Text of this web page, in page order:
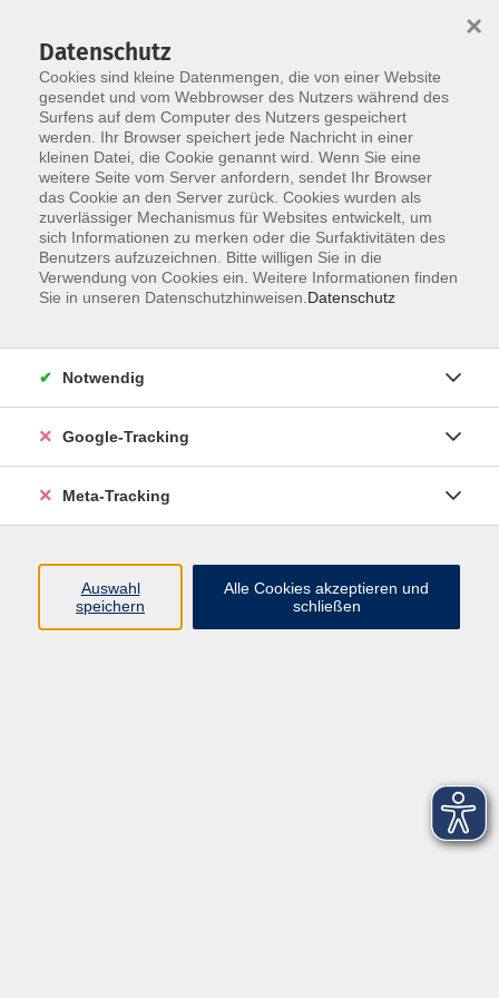
Skip to main content
Der Kurs konnte nicht gefunden werden.
Über uns
Datenschutz
Cookies sind kleine Datenmengen, die von einer Website
gesendet und vom Webbrowser des Nutzers während des
Surfens auf dem Computer des Nutzers gespeichert
werden. Ihr Browser speichert jede Nachricht in einer
kleinen Datei, die Cookie genannt wird. Wenn Sie eine
weitere Seite vom Server anfordern, sendet Ihr Browser
das Cookie an den Server zurück. Cookies wurden als
zuverlässiger Mechanismus für Websites entwickelt, um
sich Informationen zu merken oder die Surfaktivitäten des
Benutzers aufzuzeichnen. Bitte willigen Sie in die
Verwendung von Cookies ein. Weitere Informationen finden
Sie in unseren Datenschutzhinweisen. Datenschutz
×
Notwendig
Google-Tracking
Meta-Tracking
Auswahl
speichern
Alle Cookies akzeptieren und
schließen